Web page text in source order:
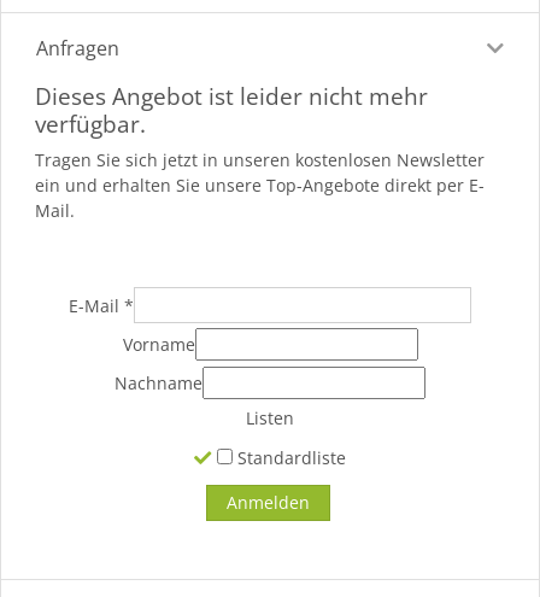
Anfragen
Dieses Angebot ist leider nicht mehr
verfügbar.
Tragen Sie sich jetzt in unseren kostenlosen Newsletter
ein und erhalten Sie unsere Top-Angebote direkt per E-
Mail.
E-Mail *
Vorname
Nachname
Listen
Standardliste